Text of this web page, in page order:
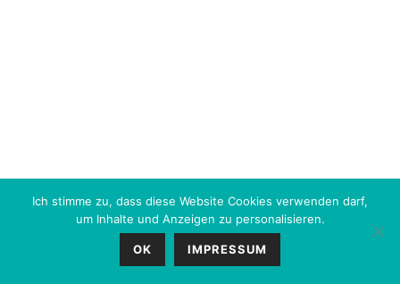
Ich stimme zu, dass diese Website Cookies verwenden darf,
um Inhalte und Anzeigen zu personalisieren.
OK IMPRESSUM